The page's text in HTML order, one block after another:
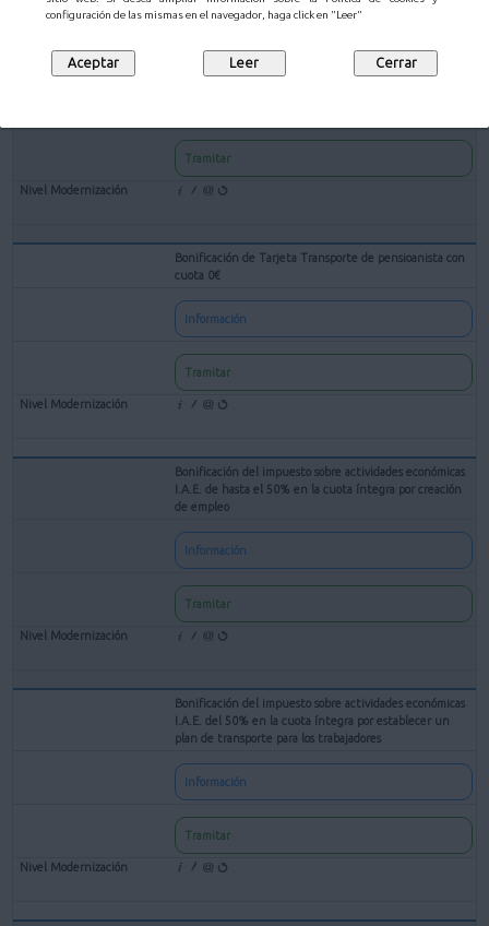
configuración de las mismas en el navegador, haga click en "Leer"
Tramitar
Bonificación de Tarjeta Transporte de pensioanista con
cuota 0€
Información
Tramitar
Bonificación del impuesto sobre actividades económicas
I.A.E. de hasta el 50% en la cuota íntegra por creación
de empleo
Información
Tramitar
Bonificación del impuesto sobre actividades económicas
I.A.E. del 50% en la cuota íntegra por establecer un
plan de transporte para los trabajadores
Información
Tramitar